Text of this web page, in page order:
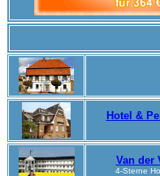
Hotel &
Van der
4-Sterne